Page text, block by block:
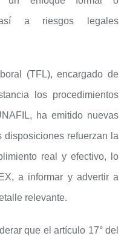
así a riesgos legales
(TFL), encargado de
los procedimientos
ha emitido nuevas
disposiciones refuerzan la
real y efectivo, lo
a informar y advertir a
relevante.
que el artículo 17° del